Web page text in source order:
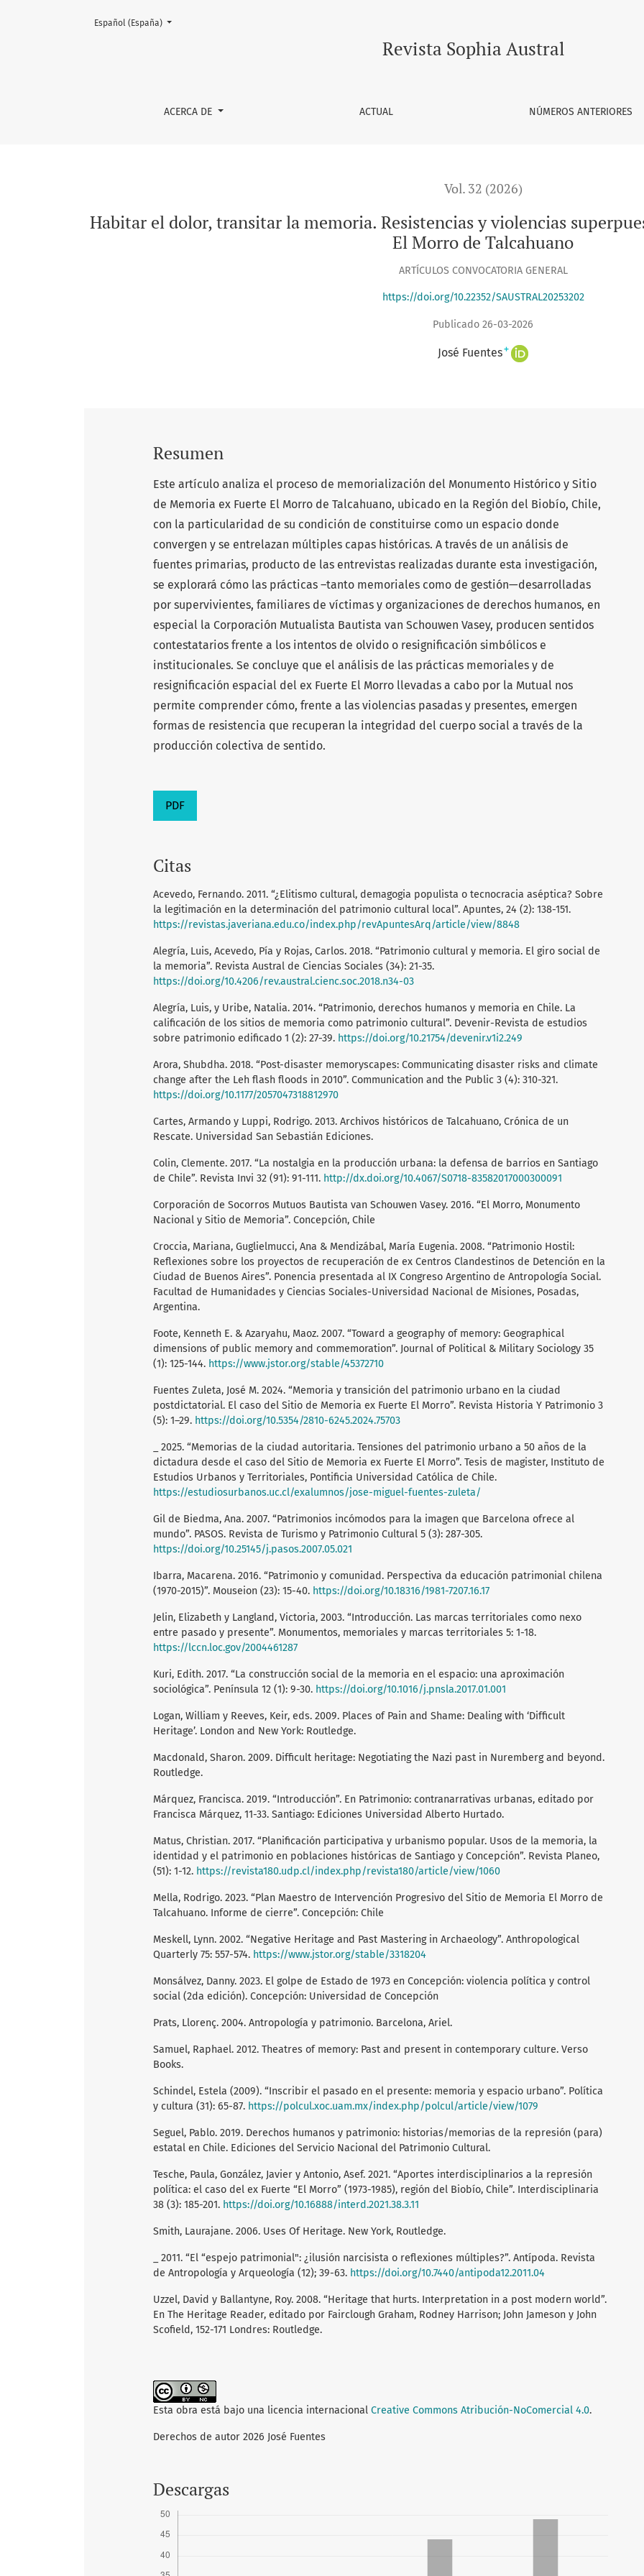
Habitar el dolor, transitar la memoria. Resistencias y violencias superpuestas desde el caso del ex Fuerte
Revista Sophia Austral
ACERCA DE ACTUAL NÚMEROS ANTERIORES
Cambiar el idioma. El actual es:
Español (España)
Vol. 32 (2026)
Habitar el dolor, transitar la memoria. Resistencias y violencias
El Morro de Talcahuano
ARTÍCULOS CONVOCATORIA GENERAL
https://doi.org/10.22352/SAUSTRAL20253202
Publicado 26-03-2026
José Fuentes+
Resumen
Este artículo analiza el proceso de memorialización del Monumento Histórico y Sitio
de Memoria ex Fuerte El Morro de Talcahuano, ubicado en la Región del Biobío, Chile,
con la particularidad de su condición de constituirse como un espacio donde
convergen y se entrelazan múltiples capas históricas. A través de un análisis de
fuentes primarias, producto de las entrevistas realizadas durante esta investigación,
se explorará cómo las prácticas –tanto memoriales como de gestión—desarrolladas
por supervivientes, familiares de víctimas y organizaciones de derechos humanos, en
especial la Corporación Mutualista Bautista van Schouwen Vasey, producen sentidos
contestatarios frente a los intentos de olvido o resignificación simbólicos e
institucionales. Se concluye que el análisis de las prácticas memoriales y de
resignificación espacial del ex Fuerte El Morro llevadas a cabo por la Mutual nos
permite comprender cómo, frente a las violencias pasadas y presentes, emergen
formas de resistencia que recuperan la integridad del cuerpo social a través de la
producción colectiva de sentido.
PDF
Citas
Acevedo, Fernando. 2011. “¿Elitismo cultural, demagogia populista o tecnocracia aséptica? Sobre
la legitimación en la determinación del patrimonio cultural local”. Apuntes, 24 (2): 138-151.
https://revistas.javeriana.edu.co/index.php/revApuntesArq/article/view/8848
Alegría, Luis, Acevedo, Pía y Rojas, Carlos. 2018. “Patrimonio cultural y memoria. El giro social de
la memoria”. Revista Austral de Ciencias Sociales (34): 21-35.
https://doi.org/10.4206/rev.austral.cienc.soc.2018.n34-03
Alegría, Luis, y Uribe, Natalia. 2014. “Patrimonio, derechos humanos y memoria en Chile. La
calificación de los sitios de memoria como patrimonio cultural”. Devenir-Revista de estudios
sobre patrimonio edificado 1 (2): 27-39. https://doi.org/10.21754/devenir.v1i2.249
Arora, Shubdha. 2018. “Post-disaster memoryscapes: Communicating disaster risks and climate
change after the Leh flash floods in 2010”. Communication and the Public 3 (4): 310-321.
https://doi.org/10.1177/2057047318812970
Cartes, Armando y Luppi, Rodrigo. 2013. Archivos históricos de Talcahuano, Crónica de un
Rescate. Universidad San Sebastián Ediciones.
Colin, Clemente. 2017. “La nostalgia en la producción urbana: la defensa de barrios en Santiago
de Chile”. Revista Invi 32 (91): 91-111. http://dx.doi.org/10.4067/S0718-83582017000300091
Corporación de Socorros Mutuos Bautista van Schouwen Vasey. 2016. “El Morro, Monumento
Nacional y Sitio de Memoria”. Concepción, Chile
Croccia, Mariana, Guglielmucci, Ana & Mendizábal, María Eugenia. 2008. “Patrimonio Hostil:
Reflexiones sobre los proyectos de recuperación de ex Centros Clandestinos de Detención en la
Ciudad de Buenos Aires”. Ponencia presentada al IX Congreso Argentino de Antropología Social.
Facultad de Humanidades y Ciencias Sociales-Universidad Nacional de Misiones, Posadas,
Argentina.
Foote, Kenneth E. & Azaryahu, Maoz. 2007. “Toward a geography of memory: Geographical
dimensions of public memory and commemoration”. Journal of Political & Military Sociology 35
(1): 125-144. https://www.jstor.org/stable/45372710
Fuentes Zuleta, José M. 2024. “Memoria y transición del patrimonio urbano en la ciudad
postdictatorial. El caso del Sitio de Memoria ex Fuerte El Morro”. Revista Historia Y Patrimonio 3
(5): 1–29. https://doi.org/10.5354/2810-6245.2024.75703
_ 2025. “Memorias de la ciudad autoritaria. Tensiones del patrimonio urbano a 50 años de la
dictadura desde el caso del Sitio de Memoria ex Fuerte El Morro”. Tesis de magister, Instituto de
Estudios Urbanos y Territoriales, Pontificia Universidad Católica de Chile.
https://estudiosurbanos.uc.cl/exalumnos/jose-miguel-fuentes-zuleta/
Gil de Biedma, Ana. 2007. “Patrimonios incómodos para la imagen que Barcelona ofrece al
mundo”. PASOS. Revista de Turismo y Patrimonio Cultural 5 (3): 287-305.
https://doi.org/10.25145/j.pasos.2007.05.021
Ibarra, Macarena. 2016. “Patrimonio y comunidad. Perspectiva da educación patrimonial chilena
(1970-2015)”. Mouseion (23): 15-40. https://doi.org/10.18316/1981-7207.16.17
Jelin, Elizabeth y Langland, Victoria, 2003. “Introducción. Las marcas territoriales como nexo
entre pasado y presente”. Monumentos, memoriales y marcas territoriales 5: 1-18.
https://lccn.loc.gov/2004461287
Kuri, Edith. 2017. “La construcción social de la memoria en el espacio: una aproximación
sociológica”. Península 12 (1): 9-30. https://doi.org/10.1016/j.pnsla.2017.01.001
Logan, William y Reeves, Keir, eds. 2009. Places of Pain and Shame: Dealing with ‘Difficult
Heritage’. London and New York: Routledge.
Macdonald, Sharon. 2009. Difficult heritage: Negotiating the Nazi past in Nuremberg and beyond.
Routledge.
Márquez, Francisca. 2019. “Introducción”. En Patrimonio: contranarrativas urbanas, editado por
Francisca Márquez, 11-33. Santiago: Ediciones Universidad Alberto Hurtado.
Matus, Christian. 2017. “Planificación participativa y urbanismo popular. Usos de la memoria, la
identidad y el patrimonio en poblaciones históricas de Santiago y Concepción”. Revista Planeo,
(51): 1-12. https://revista180.udp.cl/index.php/revista180/article/view/1060
Mella, Rodrigo. 2023. “Plan Maestro de Intervención Progresivo del Sitio de Memoria El Morro de
Talcahuano. Informe de cierre”. Concepción: Chile
Meskell, Lynn. 2002. “Negative Heritage and Past Mastering in Archaeology”. Anthropological
Quarterly 75: 557-574. https://www.jstor.org/stable/3318204
Monsálvez, Danny. 2023. El golpe de Estado de 1973 en Concepción: violencia política y control
social (2da edición). Concepción: Universidad de Concepción
Prats, Llorenç. 2004. Antropología y patrimonio. Barcelona, Ariel.
Samuel, Raphael. 2012. Theatres of memory: Past and present in contemporary culture. Verso
Books.
Schindel, Estela (2009). “Inscribir el pasado en el presente: memoria y espacio urbano”. Política
y cultura (31): 65-87. https://polcul.xoc.uam.mx/index.php/polcul/article/view/1079
Seguel, Pablo. 2019. Derechos humanos y patrimonio: historias/memorias de la represión (para)
estatal en Chile. Ediciones del Servicio Nacional del Patrimonio Cultural.
Tesche, Paula, González, Javier y Antonio, Asef. 2021. “Aportes interdisciplinarios a la represión
política: el caso del ex Fuerte “El Morro” (1973-1985), región del Biobío, Chile”. Interdisciplinaria
38 (3): 185-201. https://doi.org/10.16888/interd.2021.38.3.11
Smith, Laurajane. 2006. Uses Of Heritage. New York, Routledge.
_ 2011. “El “espejo patrimonial": ¿ilusión narcisista o reflexiones múltiples?”. Antípoda. Revista
de Antropología y Arqueología (12); 39-63. https://doi.org/10.7440/antipoda12.2011.04
Uzzel, David y Ballantyne, Roy. 2008. “Heritage that hurts. Interpretation in a post modern world”.
En The Heritage Reader, editado por Fairclough Graham, Rodney Harrison; John Jameson y John
Scofield, 152-171 Londres: Routledge.
Esta obra está bajo una licencia internacional Creative Commons Atribución-NoComercial 4.0.
Derechos de autor 2026 José Fuentes
Descargas